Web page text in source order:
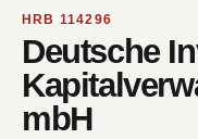
HRB 114296
Deutsche
mbH